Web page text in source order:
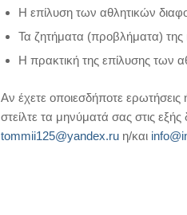
Η επίλυση των αθλητικών
Τα ζητήματα (προβλήματα) της
Η πρακτική της επίλυσης των
Αν έχετε οποιεσδήποτε
στείλτε τα μηνύματά σας στις εξής
tommii125@yandex.ru η/και